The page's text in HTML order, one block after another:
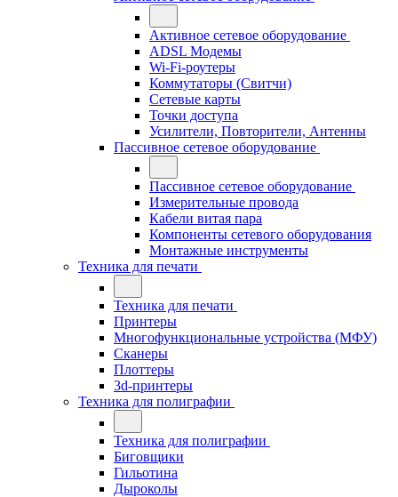
Активное сетевое оборудование
ADSL Модемы
Wi-Fi-роутеры
Коммутаторы (Свитчи)
Сетевые карты
Точки доступа
Усилители, Повторители, Антенны
Пассивное сетевое оборудование
Пассивное сетевое оборудование
Измерительные провода
Кабели витая пара
Компоненты сетевого оборудования
Монтажные инструменты
Техника для печати
Техника для печати
Принтеры
Многофункциональные устройства (МФУ)
Сканеры
Плоттеры
3d-принтеры
Техника для полиграфии
Техника для полиграфии
Биговщики
Гильотина
Дыроколы